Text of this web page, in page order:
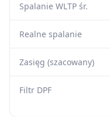
Spalanie WLTP śr.
Realne spalanie
Zasięg (szacowany)
Filtr DPF